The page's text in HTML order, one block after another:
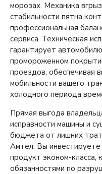
морозах. Механика
стабильности пятна
профессиональная
сервиса. Техническая
гарантирует
промороженном
проездов, обеспечивая
мобильности вашего
холодного периода
Прямая выгода
исправности машины и
бюджета от лишних
Амтел. Вы
продукт эконом-класса,
обязанностями по